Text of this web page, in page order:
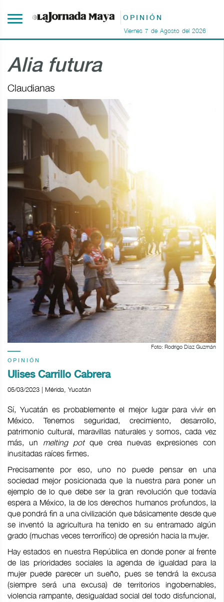
OPINIÓN
Viernes 7 de Agosto del 2026
Alia futura
Claudianas
Foto: Rodrigo Díaz Guzmán
OPINIÓN
Ulises Carrillo Cabrera
05/03/2023 | Mérida, Yucatán
Sí, Yucatán es probablemente el mejor lugar para vivir en
México. Tenemos seguridad, crecimiento, desarrollo,
patrimonio cultural, maravillas naturales y somos, cada vez
más, un melting potque crea nuevas expresiones con
inusitadas raíces firmes.
Precisamente por eso, uno no puede pensar en una
sociedad mejor posicionada que la nuestra para poner un
ejemplo de lo que debe ser la gran revolución que todavía
espera a México, la de los derechos humanos profundos, la
que pondrá fin a una civilización que básicamente desde que
se inventó la agricultura ha tenido en su entramado algún
grado (muchas veces terrorífico) de opresión hacia la mujer.
Hay estados en nuestra República en donde poner al frente
de las prioridades sociales la agenda de igualdad para la
mujer puede parecer un sueño, pues se tendrá la excusa
(siempre será una excusa) de territorios ingobernables,
violencia rampante, desigualdad social del todo disfuncional,